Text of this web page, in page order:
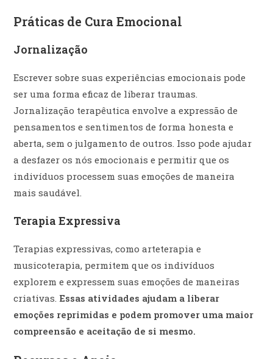
Práticas de Cura Emocional
Jornalização
Escrever sobre suas experiências emocionais pode
ser uma forma eficaz de liberar traumas.
Jornalização terapêutica envolve a expressão de
pensamentos e sentimentos de forma honesta e
aberta, sem o julgamento de outros. Isso pode ajudar
a desfazer os nós emocionais e permitir que os
indivíduos processem suas emoções de maneira
mais saudável.
Terapia Expressiva
Terapias expressivas, como arteterapia e
musicoterapia, permitem que os indivíduos
explorem e expressem suas emoções de maneiras
criativas.Essas atividades ajudam a liberar
emoções reprimidas e podem promover uma maior
compreensão e aceitação de si mesmo.